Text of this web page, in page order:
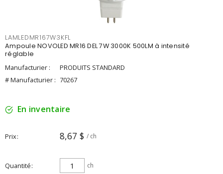
LAMLEDMR167W3KFL
Ampoule NOVOLED MR16 DEL 7W 3000K 500LM à intensité
réglable
Manufacturier :
PRODUITS STANDARD
# Manufacturier : 70267
En inventaire
Prix 8,67 $ / ch
Quantité ch